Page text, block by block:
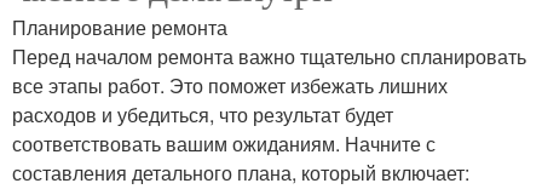
Планирование ремонта
Перед началом ремонта важно тщательно спланировать
все этапы работ. Это поможет избежать лишних
расходов и убедиться, что результат будет
соответствовать вашим ожиданиям. Начните с
составления детального плана, который включает: